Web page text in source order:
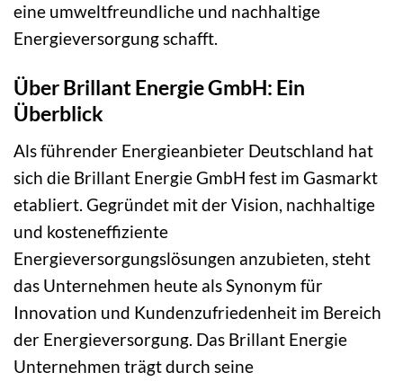
eine umweltfreundliche und nachhaltige
Energieversorgung schafft.
Über Brillant Energie GmbH: Ein
Überblick
Als führender Energieanbieter Deutschland hat
sich die Brillant Energie GmbH fest im Gasmarkt
etabliert. Gegründet mit der Vision, nachhaltige
und kosteneffiziente
Energieversorgungslösungen anzubieten, steht
das Unternehmen heute als Synonym für
Innovation und Kundenzufriedenheit im Bereich
der Energieversorgung. Das Brillant Energie
Unternehmen trägt durch seine